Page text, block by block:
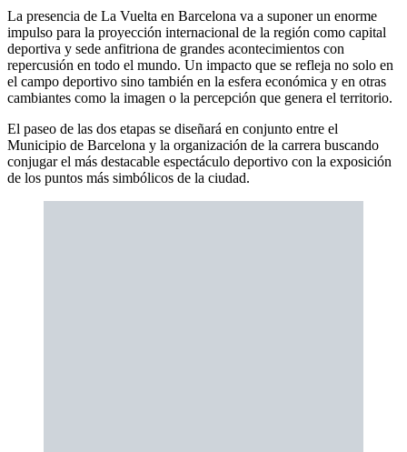
La presencia de La Vuelta en Barcelona va a suponer un enorme
impulso para la proyección internacional de la región como capital
deportiva y sede anfitriona de grandes acontecimientos con
repercusión en todo el mundo. Un impacto que se refleja no solo en
el campo deportivo sino también en la esfera económica y en otras
cambiantes como la imagen o la percepción que genera el territorio.
El paseo de las dos etapas se diseñará en conjunto entre el
Municipio de Barcelona y la organización de la carrera buscando
conjugar el más destacable espectáculo deportivo con la exposición
de los puntos más simbólicos de la ciudad.